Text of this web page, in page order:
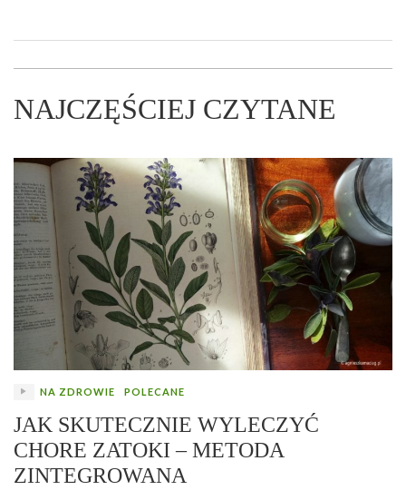
NAJCZĘŚCIEJ CZYTANE
NA ZDROWIE POLECANE
JAK SKUTECZNIE WYLECZYĆ
CHORE ZATOKI – METODA
ZINTEGROWANA